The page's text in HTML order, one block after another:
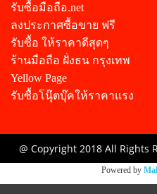
รับซื้อมือถือ.net
ลงประกาศซื้อขาย ฟรี
รับซื้อ ให้ราคาดีสุดๆ
ร้านมือถือ ฝั่งธน กรุงเทพ
Yellow Page
รับซื้อโนุ๊ตบุ๊คให้ราคาแรง
@ Copyright 2018 All Rights
Powered by